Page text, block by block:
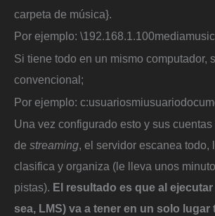
carpeta de música}.
Por ejemplo:
Si tiene todo en un mismo computador,
convencional;
Por ejemplo:
Una vez configurado esto y sus
de streaming, el servidor escanea todo,
clasifica y organiza (le lleva unos
pistas). El resultado es que al
sea, LMS) va a tener en un solo lugar